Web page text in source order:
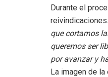
Durante el
que cortarnos
queremos ser
por avanzar y
La imagen de